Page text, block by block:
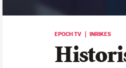
EPOCH TV ｜ INRIKES